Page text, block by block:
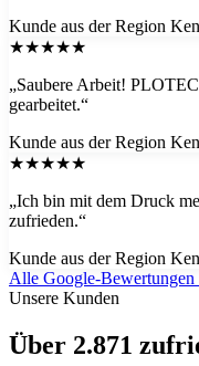
Kunde aus der Region
★★★★★
„Saubere Arbeit!
gearbeitet.“
Kunde aus der Region
★★★★★
„Ich bin mit dem Druck
zufrieden.“
Kunde aus der Region
Alle Google-Bewertungen
Unsere Kunden
Über 2.871